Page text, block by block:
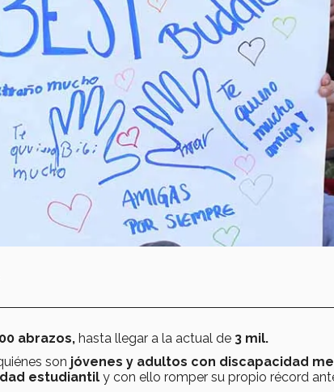
abrazos, hasta llegar a la actual de 3 mil.
son jóvenes y adultos con discapacidad
estudiantil y con ello romper su propio récord